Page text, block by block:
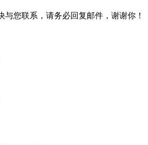
与您联系，请务必回复邮件，谢谢你！